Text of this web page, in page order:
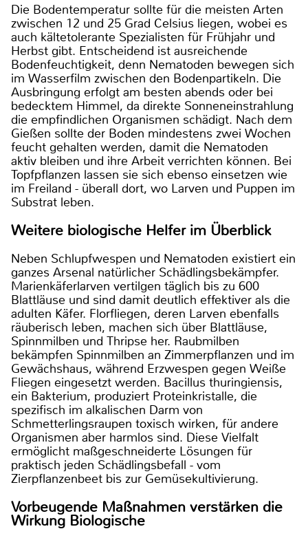
Die Bodentemperatur sollte für die meisten Arten
zwischen 12 und 25 Grad Celsius liegen, wobei es
auch kältetolerante Spezialisten für Frühjahr und
Herbst gibt. Entscheidend ist ausreichende
Bodenfeuchtigkeit, denn Nematoden bewegen sich
im Wasserfilm zwischen den Bodenpartikeln. Die
Ausbringung erfolgt am besten abends oder bei
bedecktem Himmel, da direkte Sonneneinstrahlung
die empfindlichen Organismen schädigt. Nach dem
Gießen sollte der Boden mindestens zwei Wochen
feucht gehalten werden, damit die Nematoden
aktiv bleiben und ihre Arbeit verrichten können. Bei
Topfpflanzen lassen sie sich ebenso einsetzen wie
im Freiland - überall dort, wo Larven und Puppen im
Substrat leben.
Weitere biologische Helfer im Überblick
Neben Schlupfwespen und Nematoden existiert ein
ganzes Arsenal natürlicher Schädlingsbekämpfer.
Marienkäferlarven vertilgen täglich bis zu 600
Blattläuse und sind damit deutlich effektiver als die
adulten Käfer. Florfliegen, deren Larven ebenfalls
räuberisch leben, machen sich über Blattläuse,
Spinnmilben und Thripse her. Raubmilben
bekämpfen Spinnmilben an Zimmerpflanzen und im
Gewächshaus, während Erzwespen gegen Weiße
Fliegen eingesetzt werden. Bacillus thuringiensis,
ein Bakterium, produziert Proteinkristalle, die
spezifisch im alkalischen Darm von
Schmetterlingsraupen toxisch wirken, für andere
Organismen aber harmlos sind. Diese Vielfalt
ermöglicht maßgeschneiderte Lösungen für
praktisch jeden Schädlingsbefall - vom
Zierpflanzenbeet bis zur Gemüsekultivierung.
Vorbeugende Maßnahmen verstärken die
Wirkung Biologische